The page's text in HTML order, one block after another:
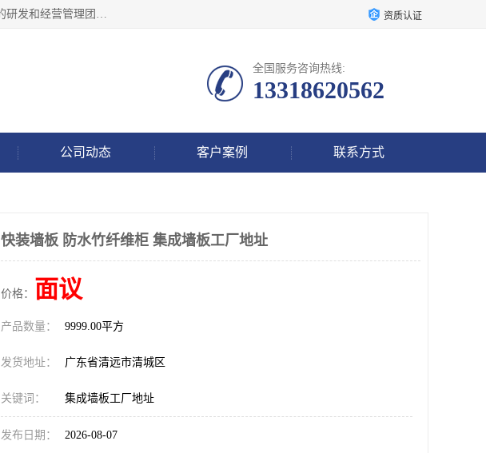
清远市鑫叶新型装饰材料有限公司批量供应：集成墙板等产品，清远市鑫叶新型装饰材料有限公司拥有完善的研发和经营管理团队，取得有70多项证书。不断让研发科技成果惠及全人类，用新材料保护自然资源，让人类生活居住健康与自然发展相和谐。全国统一热线电话：*。 资质认证
全国服务咨询热线:
13318620562
公司动态 客户案例 联系方式
快装墙板 防水竹纤维柜 集成墙板工厂地址
价格： 面议
产品数量： 9999.00平方
发货地址： 广东省清远市清城区
关键词： 集成墙板工厂地址
发布日期： 2026-08-07